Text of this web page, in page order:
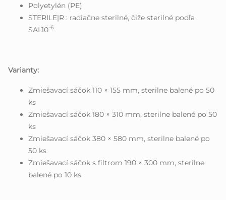
Polyetylén (PE)
STERILE|R : radiačne sterilné, čiže sterilné podľa
SAL10-6
Varianty:
Zmiešavací sáčok 110 × 155 mm, sterilne balené po 50
ks
Zmiešavací sáčok 180 × 310 mm, sterilne balené po 50
ks
Zmiešavací sáčok 380 × 580 mm, sterilne balené po
50 ks
Zmiešavací sáčok s filtrom 190 × 300 mm, sterilne
balené po 10 ks